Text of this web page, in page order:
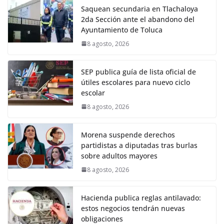
Saquean secundaria en Tlachaloya
2da Sección ante el abandono del
Ayuntamiento de Toluca
8 agosto, 2026
SEP publica guía de lista oficial de
útiles escolares para nuevo ciclo
escolar
8 agosto, 2026
Morena suspende derechos
partidistas a diputadas tras burlas
sobre adultos mayores
8 agosto, 2026
Hacienda publica reglas antilavado:
estos negocios tendrán nuevas
obligaciones